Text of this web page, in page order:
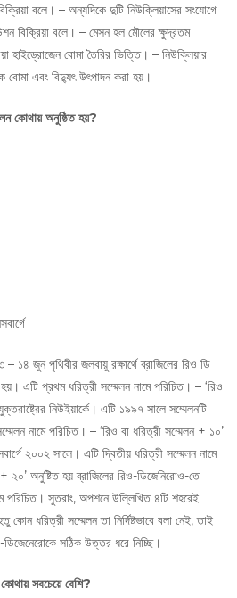
বলে। – অন্যদিকে দুটি নিউক্লিয়াসের সংযোগে
বিক্রিয়া বলে। – মেসন হল মৌলের ক্ষুদ্রতম
হাইড্রোজেন বোমা তৈরির ভিত্তি। – নিউক্লিয়ার
বোমা এবং বিদ্যুৎ উৎপাদন করা হয়।
কোথায় অনুষ্ঠিত হয়?
১৪ জুন পৃথিবীর জলবায়ু রক্ষার্থে ব্রাজিলের রিও ডি
এটি প্রথম ধরিত্রী সম্মেলন নামে পরিচিত। – ‘রিও
নিউইয়ার্কে। এটি ১৯৯৭ সালে সম্মেলনটি
নামে পরিচিত। – ‘রিও বা ধরিত্রী সম্মেলন + ১০’
২০০২ সালে। এটি দ্বিতীয় ধরিত্রী সম্মেলন নামে
২০’ অনুষ্টিত হয় ব্রাজিলের রিও-ডিজেনিরোও-তে
পরিচিত। সুতরাং, অপশনে উল্লিখিত ৪টি শহরেই
কোন ধরিত্রী সম্মেলন তা নির্দিষ্টভাবে বলা নেই, তাই
সঠিক উত্তর ধরে নিচ্ছি।
সবচেয়ে বেশি?